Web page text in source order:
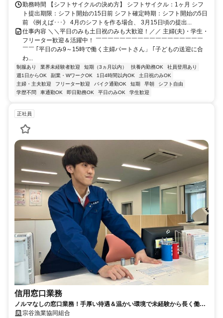
勤務時間 【シフトサイクルの決め方】 シフトサイクル：1ヶ月 シフ
ト提出期限：シフト開始の15日前 シフト確定時期：シフト開始の5日
前 《例えば･･･》 4月のシフトを作る場合、 3月15日頃の提出...
仕事内容 ＼＼平日のみも土日祝のみも大歓迎！／／ 主婦(夫)・学生・
フリーター歓迎＆活躍中！ ￣￣￣￣￣￣￣￣￣￣￣￣￣￣￣￣￣￣
￣￣ ｢平日のみ9～15時で働く主婦パートさん」 ｢子どもの送迎に合
わ...
制服あり 業界未経験者歓迎 短期（3ヵ月以内） 扶養内勤務OK
社員登用あり
週1日からOK
副業・WワークOK 1日4時間以内OK
土日祝のみOK
主婦・主夫歓迎
フリーター歓迎 バイク通勤OK 短期 早朝
シフト自由
学歴不問
車通勤OK 即日勤務OK 平日のみOK 学生歓迎
正社員
信用窓口業務
ノルマなしの窓口業務！手厚い待遇＆温かい環境で未経験から長く働け
る 宗谷漁業協同組合